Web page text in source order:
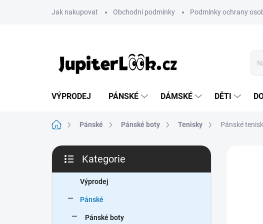
Jak nakupovat Obchodní podmínky Podmínky ochrany
VÝPRODEJ PÁNSKÉ DÁMSKÉ DĚTI
Domů Pánské Pánské boty Tenisky Pánské
P
s
kategorie
Kategorie
Výprodej
Pánské
Pánské boty